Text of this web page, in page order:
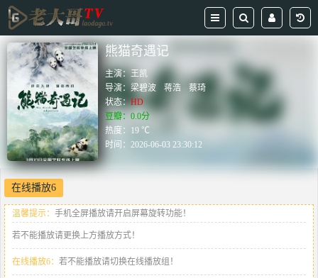
熊猫奇遇记
主演：王凯
导演：梁碧波 蒋浩
蔡琦
状态：HD
豆瓣：0.0分
热度：19 ℃
时间：2026-06-03 23:30:12
在线播放6
温馨提示： 手机全屏播放请开启屏幕旋转功能！
若不能播放请更换上方播放方式！
在线播放6： 若不能播放请切换在线播放组！